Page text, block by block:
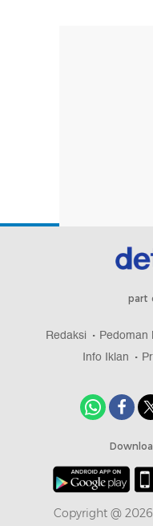
part
Redaksi Pedoman
Info Iklan
Copyright @